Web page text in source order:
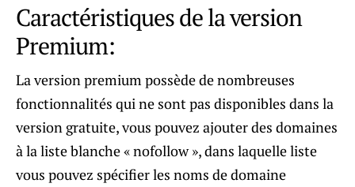
Caractéristiques de la version
Premium:
La version premium possède de nombreuses
fonctionnalités qui ne sont pas disponibles dans la
version gratuite, vous pouvez ajouter des domaines
à la liste blanche « nofollow », dans laquelle liste
vous pouvez spécifier les noms de domaine